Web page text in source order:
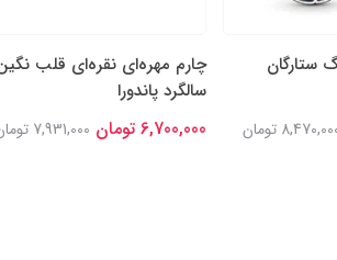
ستارگان
تومان
چارم مهره‌ای نقره‌ای قلب
سالگرد پاندورا
6,700,000 تومان 7,931,000 تومان